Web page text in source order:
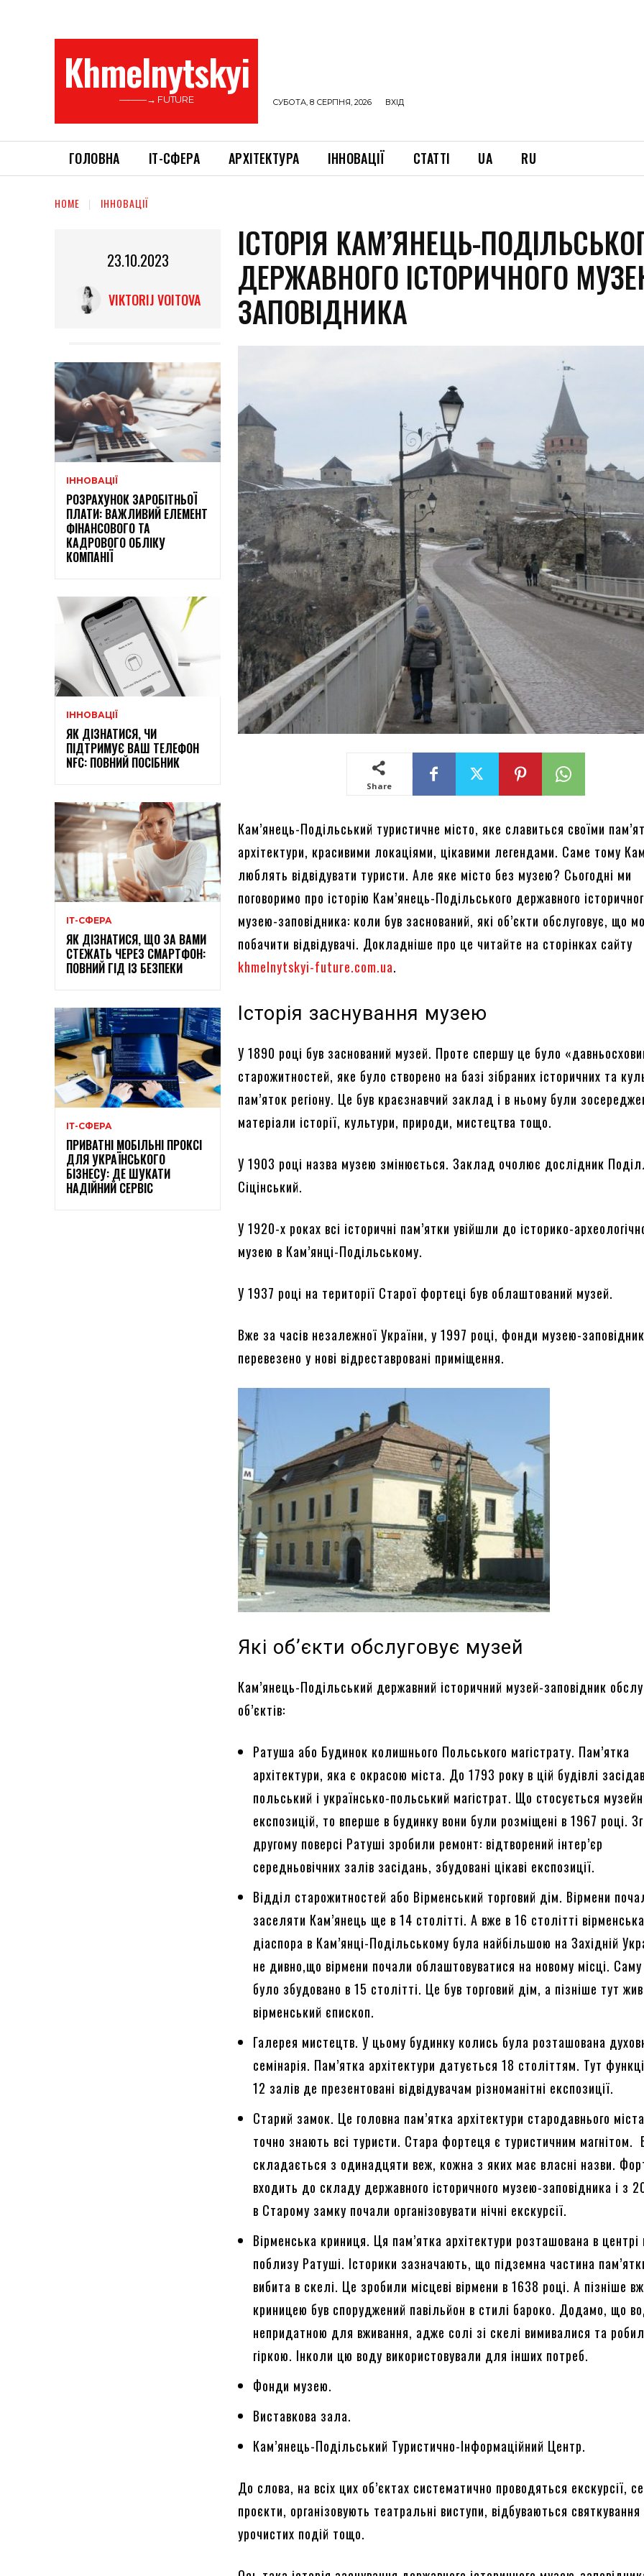
Khmelnytskyi
———→ FUTURE СУБОТА, 8 СЕРПНЯ, 2026 ВХІД
ГОЛОВНА ІТ-СФЕРА АРХІТЕКТУРА ІННОВАЦІЇ СТАТТІ UA RU
HOME ІННОВАЦІЇ
23.10.2023
VIKTORIJ VOITOVA
ІННОВАЦІЇ
РОЗРАХУНОК ЗАРОБІТНЬОЇ
ПЛАТИ: ВАЖЛИВИЙ ЕЛЕМЕНТ
ФІНАНСОВОГО ТА
КАДРОВОГО ОБЛІКУ
КОМПАНІЇ
ІННОВАЦІЇ
ЯК ДІЗНАТИСЯ, ЧИ
ПІДТРИМУЄ ВАШ ТЕЛЕФОН
NFC: ПОВНИЙ ПОСІБНИК
ІТ-СФЕРА
ЯК ДІЗНАТИСЯ, ЩО ЗА ВАМИ
СТЕЖАТЬ ЧЕРЕЗ СМАРТФОН:
ПОВНИЙ ГІД ІЗ БЕЗПЕКИ
ІТ-СФЕРА
ПРИВАТНІ МОБІЛЬНІ ПРОКСІ
ДЛЯ УКРАЇНСЬКОГО
БІЗНЕСУ: ДЕ ШУКАТИ
НАДІЙНИЙ СЕРВІС
ІСТОРІЯ КАМ’ЯНЕЦЬ-
ДЕРЖАВНОГО ІСТОРИЧНОГО
ЗАПОВІДНИКА
Share
Кам’янець-Подільський туристичне місто, яке славиться своїми
архітектури, красивими локаціями, цікавими легендами. Саме тому
люблять відвідувати туристи. Але яке місто без музею? Сьогодні ми
поговоримо про історію Кам’янець-Подільського державного
музею-заповідника: коли був заснований, які об’єкти обслуговує, що
побачити відвідувачі. Докладніше про це читайте на сторінках сайту
khmelnytskyi-future.com.ua.
Історія заснування музею
У 1890 році був заснований музей. Проте спершу це було
старожитностей, яке було створено на базі зібраних історичних та
пам’яток регіону. Це був краєзнавчий заклад і в ньому були
матеріали історії, культури, природи, мистецтва тощо.
У 1903 році назва музею змінюється. Заклад очолює дослідник
Сіцінський.
У 1920-х роках всі історичні пам’ятки увійшли до історико-
музею в Кам’янці-Подільському.
У 1937 році на території Старої фортеці був облаштований музей.
Вже за часів незалежної України, у 1997 році, фонди музею-
перевезено у нові відреставровані приміщення.
Які об’єкти обслуговує музей
Кам’янець-Подільський державний історичний музей-заповідник
об’єктів:
Ратуша або Будинок колишнього Польського магістрату. Пам’ятка
архітектури, яка є окрасою міста. До 1793 року в цій будівлі
польський і українсько-польський магістрат. Що стосується
експозицій, то вперше в будинку вони були розміщені в 1967 році.
другому поверсі Ратуші зробили ремонт: відтворений інтер’єр
середньовічних залів засідань, збудовані цікаві експозиції.
Відділ старожитностей або Вірменський торговий дім. Вірмени
заселяти Кам’янець ще в 14 столітті. А вже в 16 столітті
діаспора в Кам’янці-Подільському була найбільшою на Західній
не дивно,що вірмени почали облаштовуватися на новому місці.
було збудовано в 15 столітті. Це був торговий дім, а пізніше тут жив
вірменський єпископ.
Галерея мистецтв. У цьому будинку колись була розташована
семінарія. Пам’ятка архітектури датується 18 століттям. Тут
12 залів де презентовані відвідувачам різноманітні експозиції.
Старий замок. Це головна пам’ятка архітектури стародавнього міста
точно знають всі туристи. Стара фортеця є туристичним магнітом.
складається з одинадцяти веж, кожна з яких має власні назви.
входить до складу державного історичного музею-заповідника і з
в Старому замку почали організовувати нічні екскурсії.
Вірменська криниця. Ця пам’ятка архітектури розташована в центрі
поблизу Ратуші. Історики зазначають, що підземна частина
вибита в скелі. Це зробили місцеві вірмени в 1638 році. А пізніше
криницею був споруджений павільйон в стилі бароко. Додамо, що
непридатною для вживання, адже солі зі скелі вимивалися та
гіркою. Інколи цю воду використовували для інших потреб.
Фонди музею.
Виставкова зала.
Кам’янець-Подільський Туристично-Інформаційний Центр.
До слова, на всіх цих об’єктах систематично проводяться екскурсії,
проєкти, організовують театральні виступи, відбуваються святкування
урочистих подій тощо.